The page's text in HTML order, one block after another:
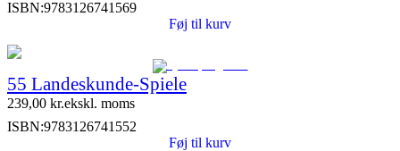
ISBN:9783126741569
Føj til kurv
55 Landeskunde-Spiele
239,00 kr.ekskl. moms
ISBN:9783126741552
Føj til kurv